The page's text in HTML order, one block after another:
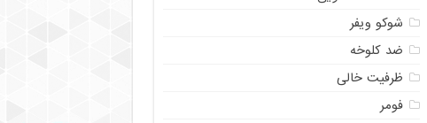
شوکو ویفر
ضد کلوخه
ظرفیت خالی
فومر